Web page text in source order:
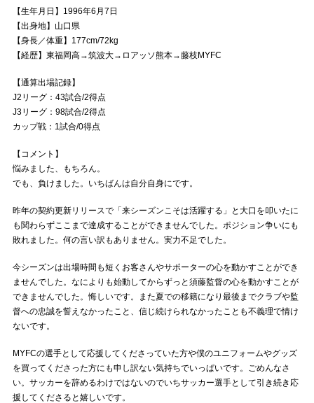
【生年月日】1996年6月7日
【出身地】山口県
【身長／体重】177cm/72kg
【経歴】東福岡高→筑波大→ロアッソ熊本→藤枝MYFC
【通算出場記録】
J2リーグ：43試合/2得点
J3リーグ：98試合/2得点
カップ戦：1試合/0得点
【コメント】
悩みました、もちろん。
でも、負けました。いちばんは自分自身にです。
昨年の契約更新リリースで「来シーズンこそは活躍する」と大口を叩いたに
も関わらずここまで達成することができませんでした。ポジション争いにも
敗れました。何の言い訳もありません。実力不足でした。
今シーズンは出場時間も短くお客さんやサポーターの心を動かすことができ
ませんでした。なによりも始動してからずっと須藤監督の心を動かすことが
できませんでした。悔しいです。また夏での移籍になり最後までクラブや監
督への忠誠を誓えなかったこと、信じ続けられなかったことも不義理で情け
ないです。
MYFCの選手として応援してくださっていた方や僕のユニフォームやグッズ
を買ってくださった方にも申し訳ない気持ちでいっぱいです。ごめんなさ
い。サッカーを辞めるわけではないのでいちサッカー選手として引き続き応
援してくださると嬉しいです。